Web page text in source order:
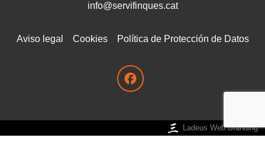
info@servifinques.cat
Aviso legal Cookies Política de Protección de Datos
Ladeus Web Branding